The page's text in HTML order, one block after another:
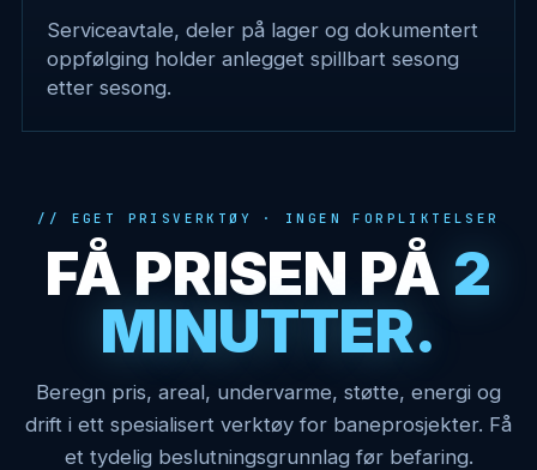
Serviceavtale, deler på lager og dokumentert
oppfølging holder anlegget spillbart sesong
etter sesong.
EGET PRISVERKTØY · INGEN FORPLIKTELSER
FÅ PRISEN PÅ 2
MINUTTER.
Beregn pris, areal, undervarme, støtte, energi og
drift i ett spesialisert verktøy for baneprosjekter. Få
et tydelig beslutningsgrunnlag før befaring.